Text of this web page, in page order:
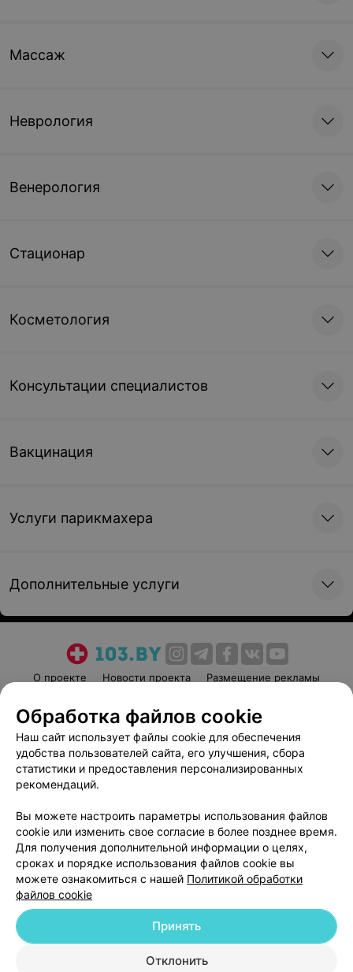
Массаж
Неврология
Венерология
Стационар
Косметология
Консультации специалистов
Вакцинация
Услуги парикмахера
Дополнительные услуги
О проекте Новости проекта
Размещение рекламы
Пользовательское соглашение
Способы оплаты
Вакансии
Партнеры
Написать руководителю 103.by
Обработка персональных данных
© 2026 ООО «Артокс Лаб», УНП 191700409
| 220012, Республика Беларусь,
г. Минск, улица Толбухина, 2, пом. 16 | help@103.by
Обработка файлов cookie
Наш сайт использует файлы cookie для обеспечения
удобства пользователей сайта, его улучшения, сбора
статистики и предоставления персонализированных
рекомендаций.
Вы можете настроить параметры использования файлов
cookie или изменить свое согласие в более позднее время.
Для получения дополнительной информации о целях,
сроках и порядке использования файлов cookie вы
можете ознакомиться с нашей Политикой обработки
файлов cookie
Отклонить
Принять